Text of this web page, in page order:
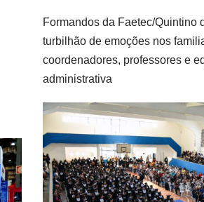
Formandos da Faetec/Quintino
turbilhão de emoções nos
coordenadores, professores e
administrativa